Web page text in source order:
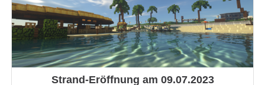
Strand-Eröffnung am 09.07.2023